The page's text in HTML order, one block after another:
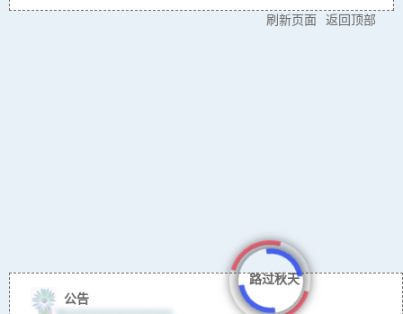
刷新页面 返回顶部
公告
路过秋天